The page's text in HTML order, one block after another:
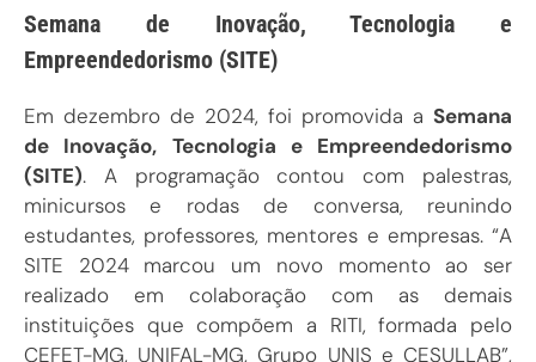
Semana de Inovação, Tecnologia e
Empreendedorismo (SITE)
Em dezembro de 2024, foi promovida a Semana
de Inovação, Tecnologia e Empreendedorismo
(SITE). A programação contou com palestras,
minicursos e rodas de conversa, reunindo
estudantes, professores, mentores e empresas. “A
SITE 2024 marcou um novo momento ao ser
realizado em colaboração com as demais
instituições que compõem a RITI, formada pelo
CEFET-MG, UNIFAL-MG, Grupo UNIS e CESULLAB”,